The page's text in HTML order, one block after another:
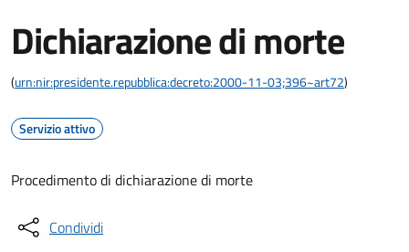
Dichiarazione di morte
(urn:nir:presidente.repubblica:decreto:2000-11-03;396~art72)
Servizio attivo
Procedimento di dichiarazione di morte
Condividi